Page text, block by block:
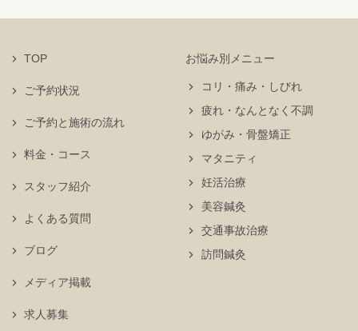
TOP
ご予約状況
お悩み別メニュー
コリ・痛み・しびれ
疲れ・なんとなく不調
ゆがみ・骨盤矯正
マタニティ
妊活治療
美容鍼灸
交通事故治療
訪問鍼灸
ご予約と施術の流れ
料金・コース
スタッフ紹介
よくある質問
ブログ
メディア掲載
求人募集